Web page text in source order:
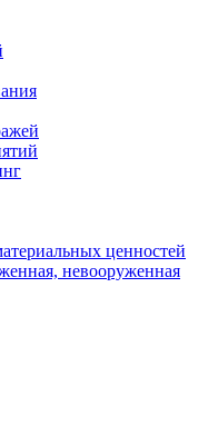
ценностей
невооруженная